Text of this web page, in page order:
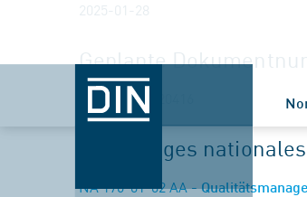
2025-01-28
Geplante
ISO/AWI TR 20416
Zuständiges
NA 176-01-02 AA-